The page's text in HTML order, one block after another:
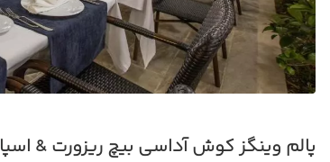
پالم وینگز کوش آداسی بیچ ریزورت & اسپا